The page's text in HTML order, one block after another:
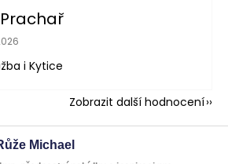
obchodu je 5 z 5 hvězdiček.
i Kytice
Zobrazit další hodnocení
Michael